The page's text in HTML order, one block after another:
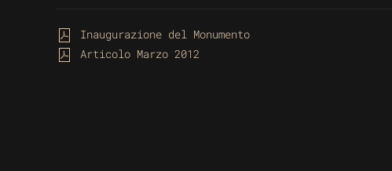
Inaugurazione del Monumento
Articolo Marzo 2012